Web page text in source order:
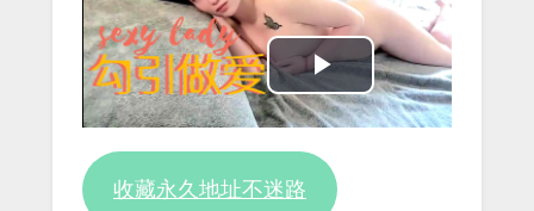
Play
收藏永久地址不迷路